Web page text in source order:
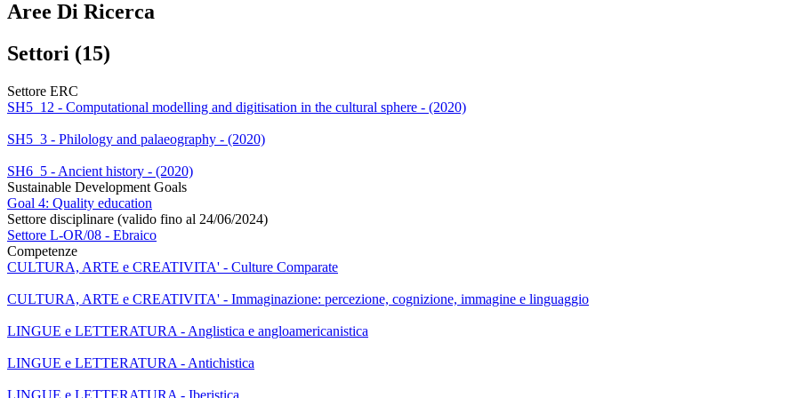
Aree Di Ricerca
Settori (15)
Settore ERC
SH5_12 - Computational modelling and digitisation in the cultural sphere - (2020)
SH5_3 - Philology and palaeography - (2020)
SH6_5 - Ancient history - (2020)
Sustainable Development Goals
Goal 4: Quality education
Settore disciplinare (valido fino al 24/06/2024)
Settore L-OR/08 - Ebraico
Competenze
CULTURA, ARTE e CREATIVITA' - Culture Comparate
CULTURA, ARTE e CREATIVITA' - Immaginazione: percezione, cognizione, immagine e linguaggio
LINGUE e LETTERATURA - Anglistica e angloamericanistica
LINGUE e LETTERATURA - Antichistica
LINGUE e LETTERATURA - Iberistica